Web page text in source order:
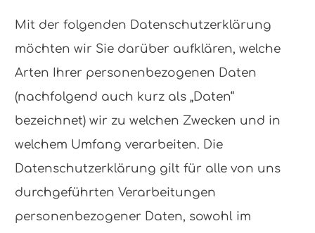
Mit der folgenden Datenschutzerklärung
möchten wir Sie darüber aufklären, welche
Arten Ihrer personenbezogenen Daten
(nachfolgend auch kurz als „Daten“
bezeichnet) wir zu welchen Zwecken und in
welchem Umfang verarbeiten. Die
Datenschutzerklärung gilt für alle von uns
durchgeführten Verarbeitungen
personenbezogener Daten, sowohl im